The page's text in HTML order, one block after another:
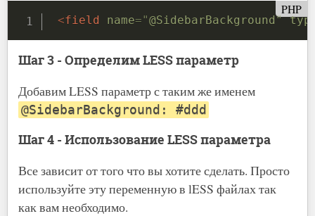
PHP
<field name="@SidebarBackground"
Шаг 3 - Определим LESS параметр
Добавим LESS параметр с таким же именем
@SidebarBackground: #ddd
Шаг 4 - Использование LESS параметра
Все зависит от того что вы хотите сделать. Просто
используйте эту переменную в lESS файлах так
как вам необходимо.